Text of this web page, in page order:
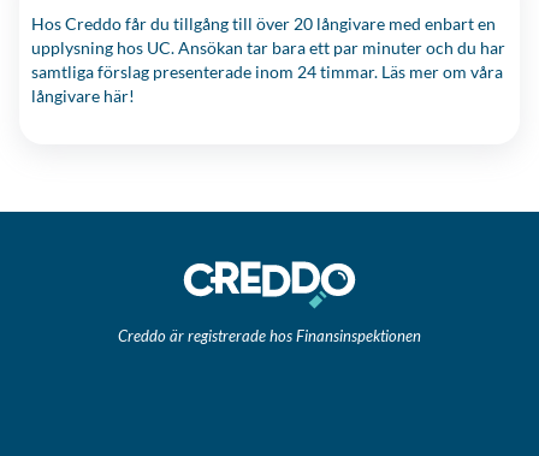
Hos Creddo får du tillgång till över 20 långivare med enbart en
upplysning hos UC. Ansökan tar bara ett par minuter och du har
samtliga förslag presenterade inom 24 timmar. Läs mer om våra
långivare här!
Creddo är registrerade hos Finansinspektionen